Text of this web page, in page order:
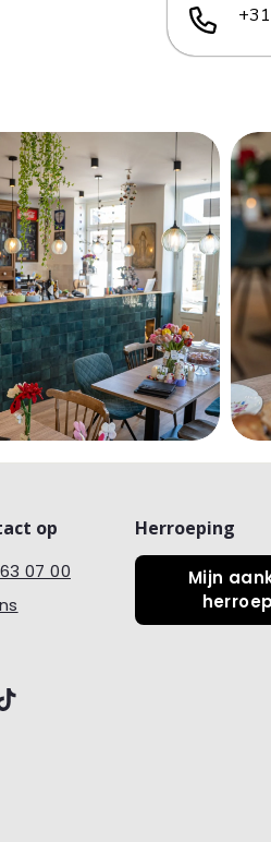
op
07 00
TikTok
Herroeping
Mijn